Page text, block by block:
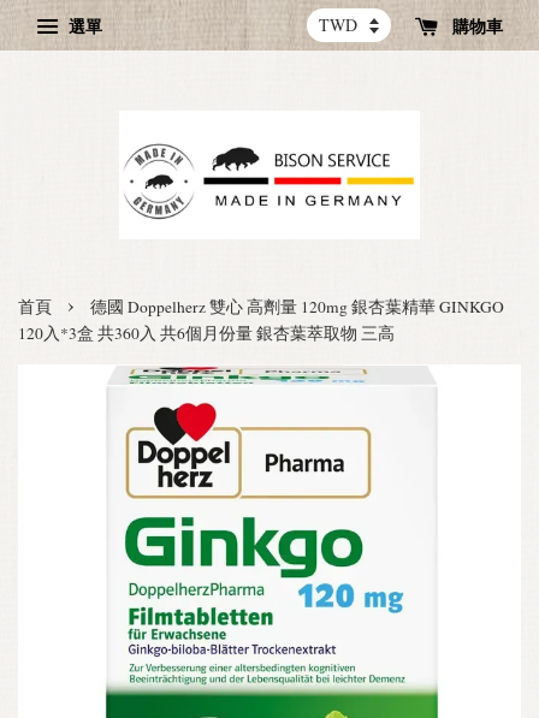
選單 購物車
首頁 ›
德國 Doppelherz 雙心 高劑量 120mg 銀杏葉精華 GINKGO
120入*3盒 共360入 共6個月份量 銀杏葉萃取物 三高